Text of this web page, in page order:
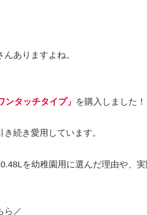
ありますよね。
ンタッチタイプ」 を購入しました！
続き愛用しています。
を幼稚園用に選んだ理由や、
ら／